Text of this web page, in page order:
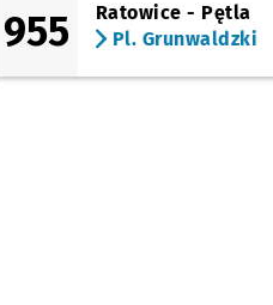
955
Ratowice - Pętla
Pl. Grunwaldzki